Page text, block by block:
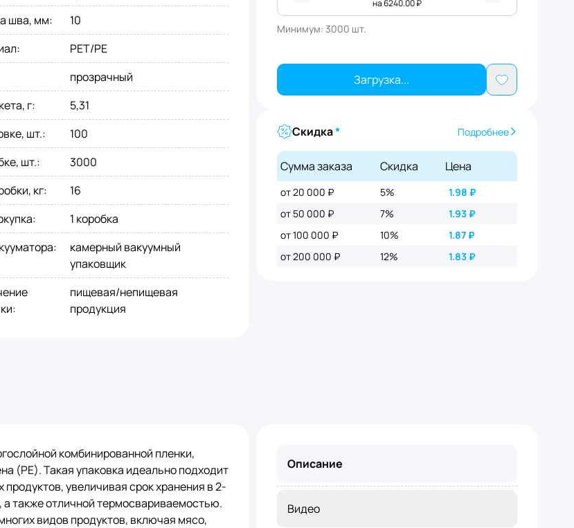
шва, мм:
10
:
PET/PE
прозрачный
г:
5,31
шт.:
100
шт.:
3000
кг:
16
:
1 коробка
:
камерный вакуумный
упаковщик
:
пищевая/непищевая
продукция
на6240.00₽
Минимум:3000 шт.
Загрузка...
Скидка* Подробнее
Сумма заказа Скидка Цена
от 20 000 ₽ 5% 1.98 ₽
от 50 000 ₽
7% 1.93₽
от 100 000 ₽
10% 1.87₽
от 200 000 ₽
12% 1.83₽
комбинированной пленки,
(PE). Такая упаковка идеально подходит
увеличивая срок хранения в 2-
также отличной термосвариваемостью.
видов продуктов, включая мясо,
Описание
Видео